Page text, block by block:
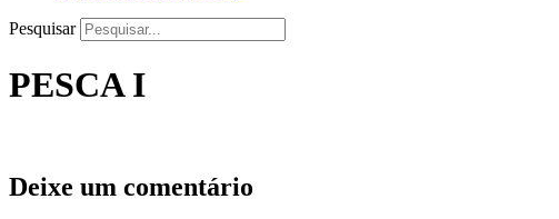
Pesquisar
PESCA I
Deixe um comentário